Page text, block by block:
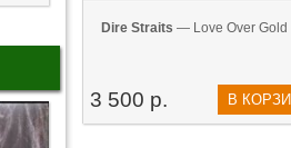
Dire Straits — Love Over Gold
3 500 р. В